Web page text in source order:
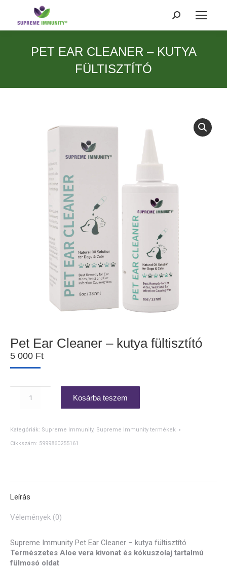
Search:
PET EAR CLEANER – KUTYA
FÜLTISZTÍTÓ
Pet Ear Cleaner – kutya fültisztító
5 000 Ft
kutya
fültisztító
Kosárba teszem
Kategóriák: Supreme Immunity, Supreme Immunity termékek
Cikkszám: 5999860255161
Leírás
Vélemények (0)
Supreme Immunity Pet Ear Cleaner – kutya fültisztító
Természetes Aloe vera kivonat és kókuszolaj tartalmú
fülmosó oldat